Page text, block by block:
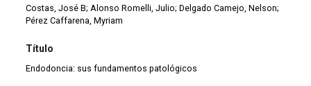
Costas, José B; Alonso Romelli, Julio; Delgado Camejo, Nelson;
Pérez Caffarena, Myriam
Título
Endodoncia: sus fundamentos patológicos